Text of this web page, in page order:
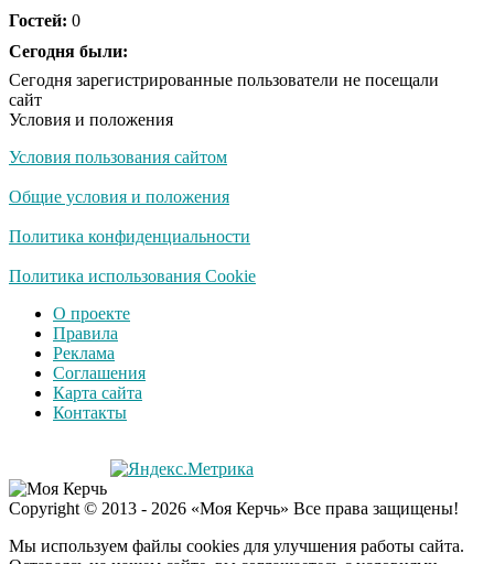
Гостей: 0
Сегодня были:
Сегодня зарегистрированные пользователи не посещали
сайт
Условия и положения
Условия пользования сайтом
Общие условия и положения
Политика конфиденциальности
Политика использования Cookie
О проекте
Правила
Реклама
Соглашения
Карта сайта
Контакты
Copyright © 2013 - 2026 «Моя Керчь» Все права защищены!
Мы используем файлы cookies для улучшения работы сайта.